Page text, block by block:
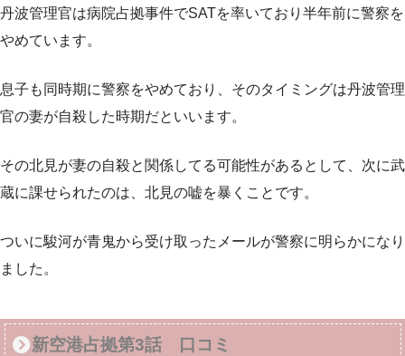
丹波管理官は病院占拠事件でSATを率いており半年前に警察を
やめています。
息子も同時期に警察をやめており、そのタイミングは丹波管理
官の妻が自殺した時期だといいます。
その北見が妻の自殺と関係してる可能性があるとして、次に武
蔵に課せられたのは、北見の嘘を暴くことです。
ついに駿河が青鬼から受け取ったメールが警察に明らかになり
ました。
新空港占拠第3話 口コミ